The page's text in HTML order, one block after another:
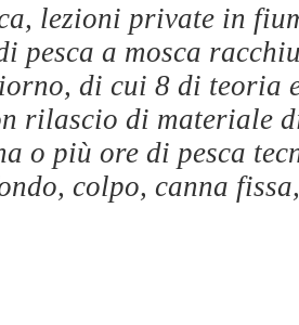
lezioni private in
pesca a mosca
di cui 8 di teoria
rilascio di materiale
o più ore di pesca
colpo, canna